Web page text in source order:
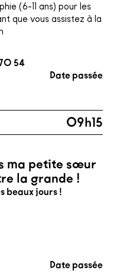
(6-11 ans) pour les
que vous assistez à la
54
Date passée
09h15
ma petite sœur
la grande !
beaux jours !
Date passée